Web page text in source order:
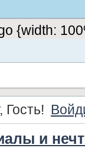
{width:
Гость!
и